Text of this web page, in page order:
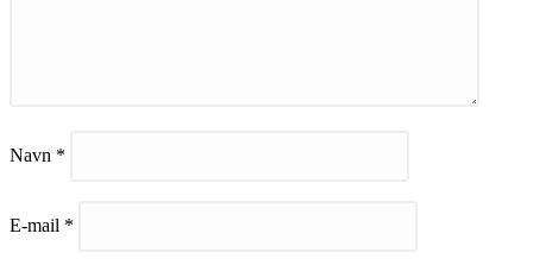
Navn *
E-mail *